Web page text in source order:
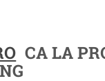
CA LA